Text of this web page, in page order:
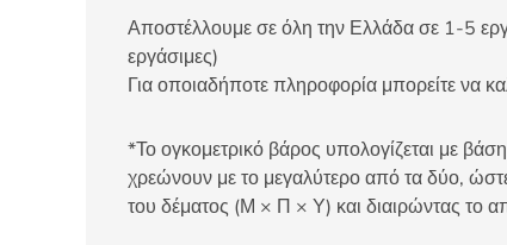
Αποστέλλουμε σε όλη την Ελλάδα σε 1-5
εργάσιμες)
Για οποιαδήποτε πληροφορία μπορείτε
*Το ογκομετρικό βάρος υπολογίζεται με
χρεώνουν με το μεγαλύτερο από τα δύο,
του δέματος (Μ × Π × Υ) και διαιρώντας το